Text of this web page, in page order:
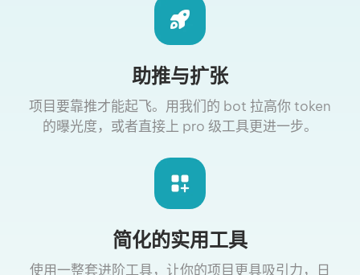
助推与扩张
项目要靠推才能起飞。用我们的 bot 拉高你 token
的曝光度，或者直接上 pro 级工具更进一步。
简化的实用工具
使用一整套进阶工具，让你的项目更具吸引力，日